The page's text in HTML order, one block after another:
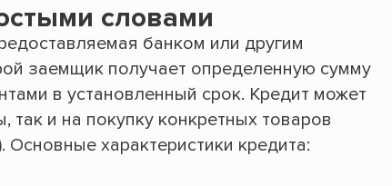
словами
банком или другим
заемщик получает определенную сумму
в установленный срок. Кредит может
так и на покупку конкретных товаров
Основные характеристики кредита: